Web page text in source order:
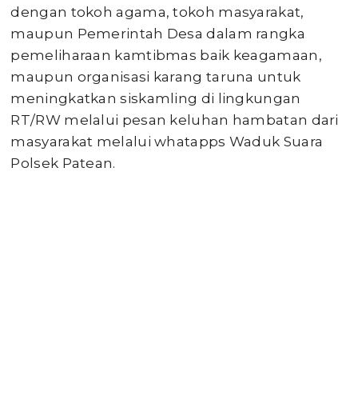
dengan tokoh agama, tokoh masyarakat,
maupun Pemerintah Desa dalam rangka
pemeliharaan kamtibmas baik keagamaan,
maupun organisasi karang taruna untuk
meningkatkan siskamling di lingkungan
RT/RW melalui pesan keluhan hambatan dari
masyarakat melalui whatapps Waduk Suara
Polsek Patean.